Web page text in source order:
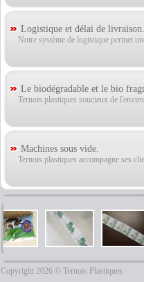
Logistique et délai de livraison.
Notre système de logistique permet
Le biodégradable et le bio
Ternois plastiques soucieux de
Machines sous vide.
Ternois plastiques accompagne ses
Copyright 2026 © Ternois Plastiques